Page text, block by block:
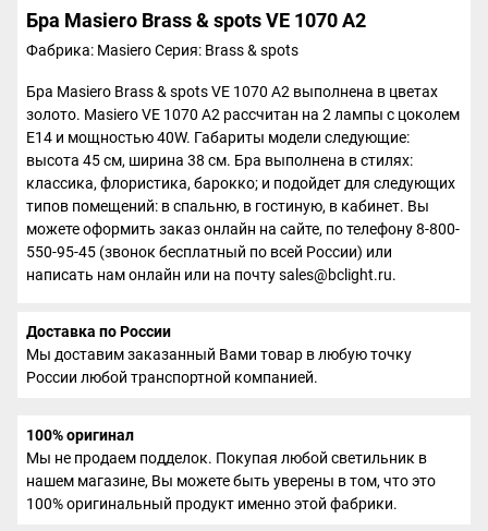
Бра Masiero Brass & spots VE 1070 A2
Фабрика: MasieroСерия: Brass & spots
Бра Masiero Brass & spots VE 1070 A2 выполнена в цветах
золото. Masiero VE 1070 A2 рассчитан на 2 лампы с цоколем
E14 и мощностью 40W. Габариты модели следующие:
высота 45 см, ширина 38 см. Бра выполнена в стилях:
классика, флористика, барокко; и подойдет для следующих
типов помещений: в спальню, в гостиную, в кабинет. Вы
можете оформить заказ онлайн на сайте, по телефону 8-800-
550-95-45 (звонок бесплатный по всей России) или
написать нам онлайн или на почту sales@bclight.ru.
Доставка по России
Мы доставим заказанный Вами товар в любую точку
России любой транспортной компанией.
100% оригинал
Мы не продаем подделок. Покупая любой светильник в
нашем магазине, Вы можете быть уверены в том, что это
100% оригинальный продукт именно этой фабрики.